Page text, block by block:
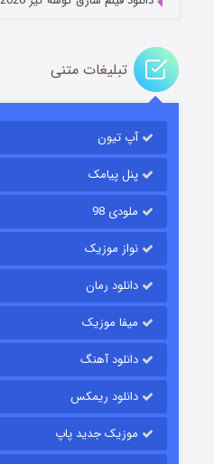
شکست استوارت
قسمت
تبلیغات متنی
آپ تیون
پنل پیامک
ملودی 98
نواز موزیک
دانلود رمان
میفا موزیک
دانلود آهنگ
دانلود ریمکس
موزیک جدید پاپ